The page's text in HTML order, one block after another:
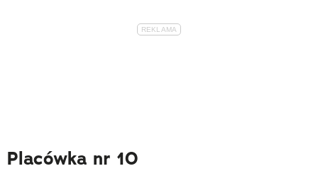
Placówka nr 10